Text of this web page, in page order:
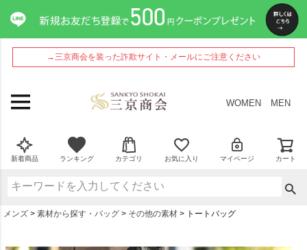
→三京商会を装った詐欺サイト・メールにご注意ください
WOMEN MEN
新着商品 ランキング カテゴリ お気に入り マイページ カート
メンズ 素材から探す・バッグ その他の素材 トートバッグ